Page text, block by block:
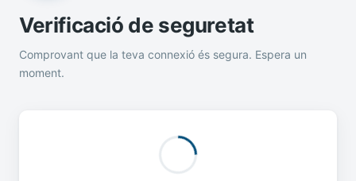
Verificació de seguretat
Comprovant que la teva connexió és segura. Espera un
moment.